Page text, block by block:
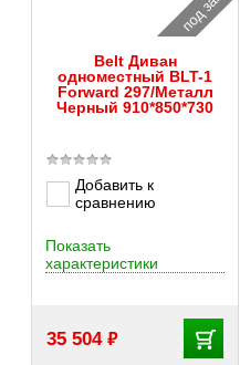
Belt Диван
одноместный BLT-1
Forward 297/Металл
Черный 910*850*730
Добавить к
сравнению
35 504 ₽
Показать
характеристики